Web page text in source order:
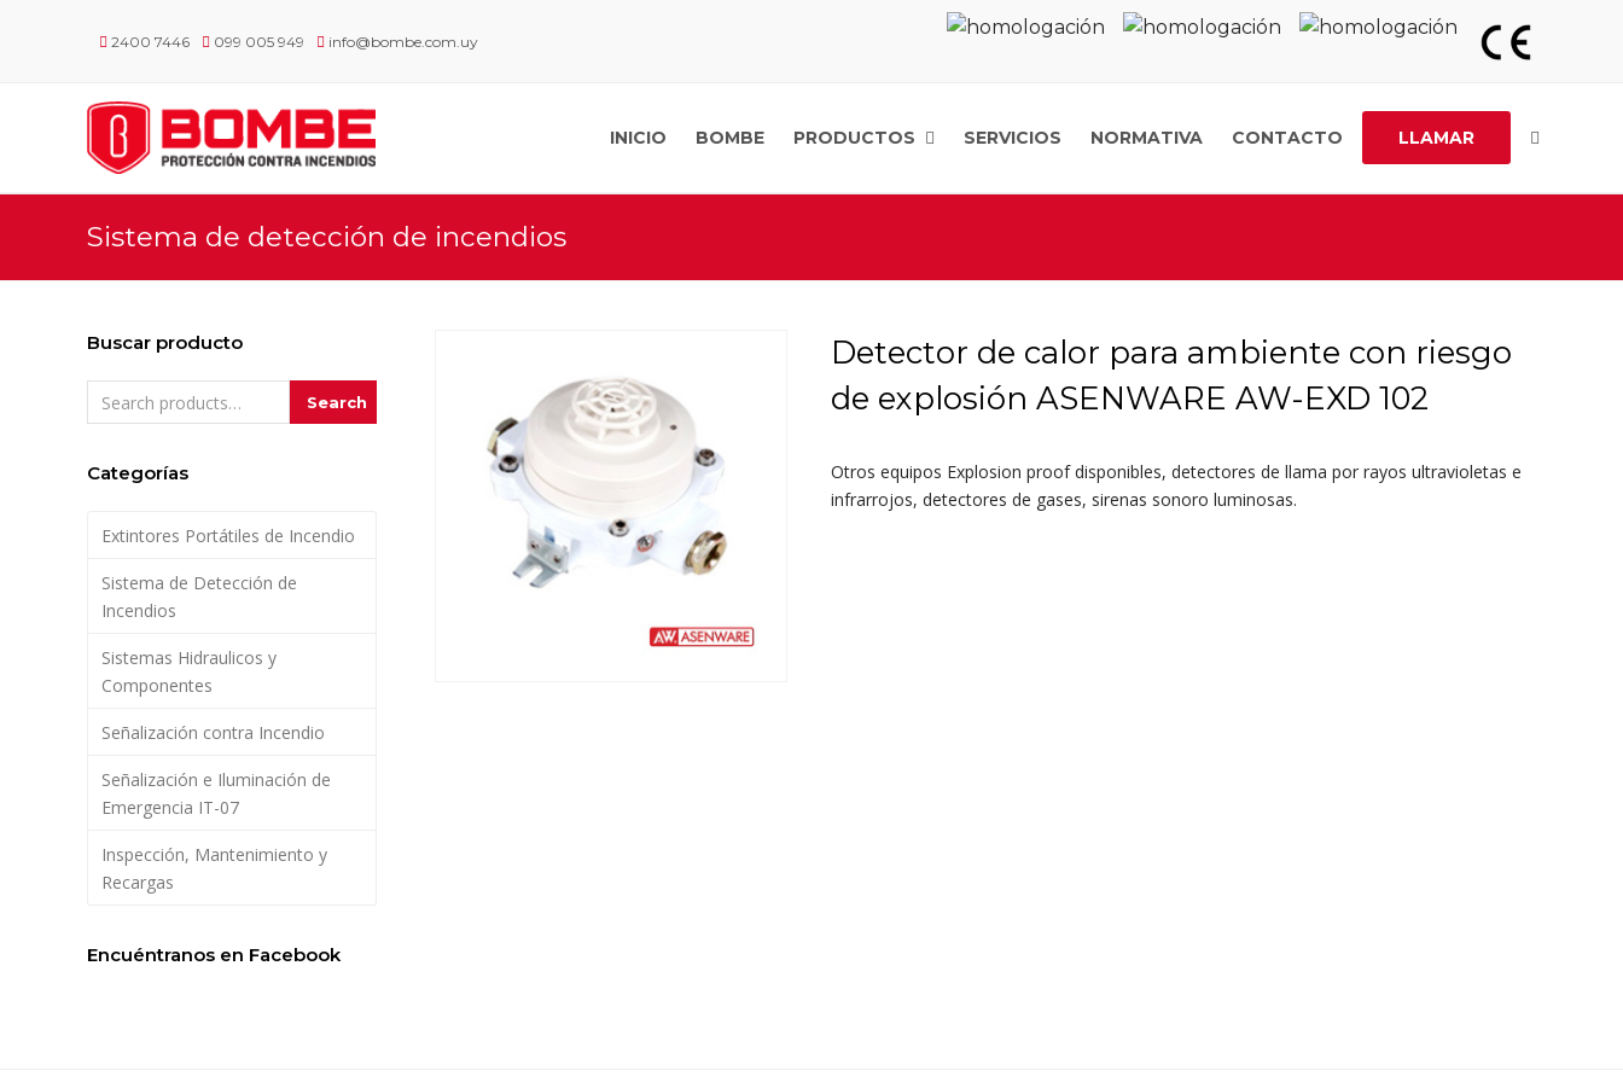
2400 7446 099 005 949 info@bombe.com.uy
INICIO BOMBE PRODUCTOS SERVICIOS NORMATIVA CONTACTO LLAMAR
Sistema de detección de incendios
Detector de calor para ambiente con riesgo
de explosión ASENWARE AW-EXD 102
Otros equipos Explosion proof disponibles, detectores de llama por rayos ultravioletas e
infrarrojos, detectores de gases, sirenas sonoro luminosas.
Buscar producto
Search
Categorías
Extintores Portátiles de Incendio
Sistema de Detección de
Incendios
Sistemas Hidraulicos y
Componentes
Señalización contra Incendio
Señalización e Iluminación de
Emergencia IT-07
Inspección, Mantenimiento y
Recargas
Encuéntranos en Facebook